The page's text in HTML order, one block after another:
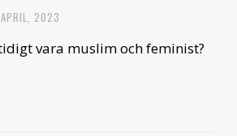
2023
vara muslim och feminist?